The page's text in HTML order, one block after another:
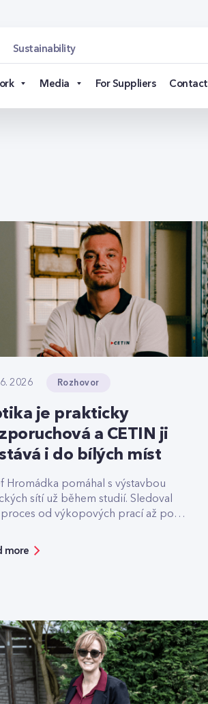
Media For Suppliers Contact
Sustainability
2026 Rozhovor
je prakticky
a CETIN ji
i do bílých míst
Hromádka pomáhal s výstavbou
sítí už během studií. Sledoval
proces od výkopových prací až po
more